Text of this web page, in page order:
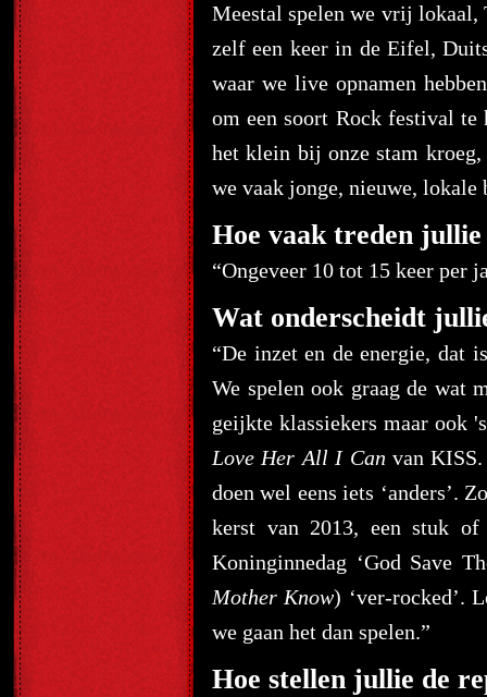
Meestal spelen we vrij lokaal,
zelf een keer in de Eifel,
waar we live opnamen
om een soort Rock festival
het klein bij onze stam kroeg,
we vaak jonge, nieuwe,
Hoe vaak treden
“Ongeveer 10 tot 15 keer per
Wat onderscheidt
“De inzet en de energie, dat
We spelen ook graag de wat
geijkte klassiekers maar ook
Love Her All I Can van
doen wel eens iets ‘anders’.
kerst van 2013, een stuk of
Koninginnedag ‘God Save
Mother Know) ‘ver-rocked’.
we gaan het dan spelen.”
Hoe stellen jullie de